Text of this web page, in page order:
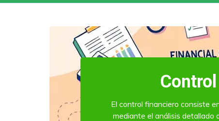
El control financiero consiste
mediante el análisis detallado